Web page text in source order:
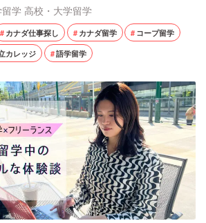
学 高校・大学留学
カナダ仕事探し カナダ留学
コープ留学
カレッジ 語学留学